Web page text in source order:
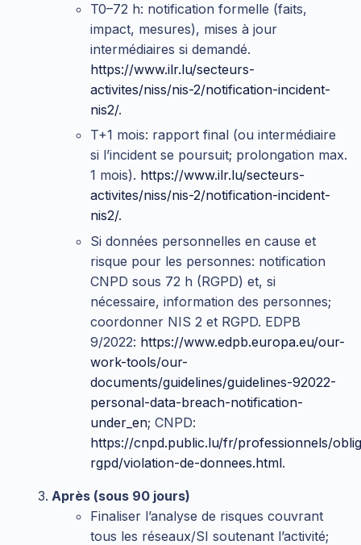
T0–72 h: notification formelle (faits,
impact, mesures), mises à jour
intermédiaires si demandé.
https://www.ilr.lu/secteurs-
activites/niss/nis-2/notification-incident-
nis2/.
T+1 mois: rapport final (ou intermédiaire
si l’incident se poursuit; prolongation max.
1 mois). https://www.ilr.lu/secteurs-
activites/niss/nis-2/notification-incident-
nis2/.
Si données personnelles en cause et
risque pour les personnes: notification
CNPD sous 72 h (RGPD) et, si
nécessaire, information des personnes;
coordonner NIS 2 et RGPD. EDPB
9/2022: https://www.edpb.europa.eu/our-
work-tools/our-
documents/guidelines/guidelines-92022-
personal-data-breach-notification-
under_en; CNPD:
https://cnpd.public.lu/fr/professionnels/
rgpd/violation-de-donnees.html.
Après (sous 90 jours)
Finaliser l’analyse de risques couvrant
tous les réseaux/SI soutenant l’activité;